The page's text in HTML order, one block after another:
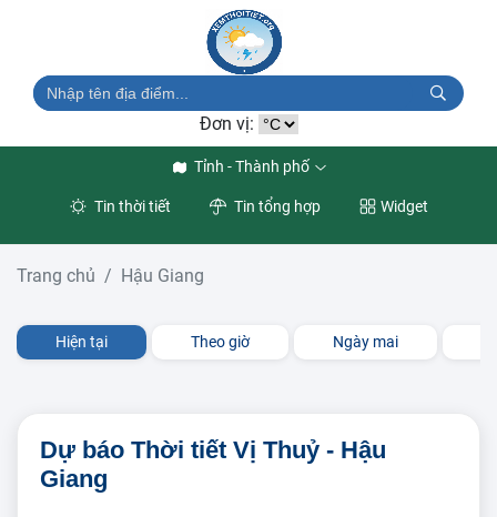
Đơn vị:
Tỉnh - Thành phố
Tin thời tiết Tin tổng hợp Widget
Trang chủ Hậu Giang
Hiện tại Theo giờ Ngày mai
Dự báo Thời tiết Vị Thuỷ - Hậu
Giang